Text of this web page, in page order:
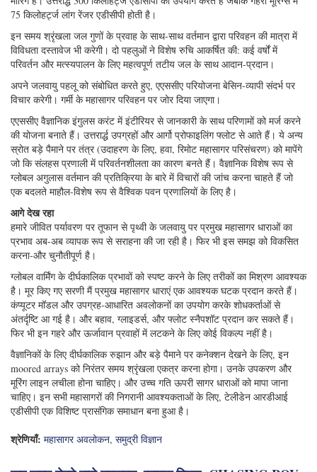
एएससीए सरणी में 200 किमी ऑफशोर तक पहुंचने वाली नौ मूरिंग शामिल हैं। गहरे पानी में
सात लंबी मूरिंग 4500 मीटर है। किनारे के करीब 100 मीटर गहराई के करीब दो समुद्री
मोरिंग हैं। उत्तरार्द्ध 300 किलोहर्ट्ज एडीसीपी का उपयोग करते हैं जबकि गहरी मूरिंग्स में
75 किलोहर्ट्ज लांग रेंजर एडीसीपी होती है।
इन समय श्रृंखला जल गुणों के प्रवाह के साथ-साथ वर्तमान द्वारा परिवहन की मात्रा में
विविधता दस्तावेज भी करेगी। दो पहलुओं ने विशेष रुचि आकर्षित की: कई वर्षों में
परिवर्तन और मत्स्यपालन के लिए महत्वपूर्ण तटीय जल के साथ आदान-प्रदान।
अपने जलवायु पहलू को संबोधित करते हुए, एएससीए परियोजना बेसिन-व्यापी संदर्भ पर
विचार करेगी। गर्मी के महासागर परिवहन पर जोर दिया जाएगा।
एएससीए वैज्ञानिक इंगुलस करंट में इंटीरियर से जानकारी के साथ परिणामों को मर्ज करने
की योजना बनाते हैं। उत्तरार्द्ध उपग्रहों और आर्गो प्रोफाइलिंग फ्लोट से आते हैं। ये अन्य
स्रोत बड़े पैमाने पर तंत्र (उदाहरण के लिए, हवा, रिमोट महासागर परिसंचरण) को मापेंगे
जो कि संलहस प्रणाली में परिवर्तनशीलता का कारण बनते हैं। वैज्ञानिक विशेष रूप से
ग्लोबल अगुलास वर्तमान की प्रतिक्रिया के बारे में विचारों की जांच करना चाहते हैं जो
एक बदलते माहौल-विशेष रूप से वैश्विक पवन प्रणालियों के लिए है।
आगे देख रहा
हमारे जीवित पर्यावरण पर तूफान से पृथ्वी के जलवायु पर प्रमुख महासागर धाराओं का
प्रभाव अब-अब व्यापक रूप से सराहना की जा रही है। फिर भी इस समझ को विकसित
करना-और चुनौतीपूर्ण है।
ग्लोबल वार्मिंग के दीर्घकालिक प्रभावों को स्पष्ट करने के लिए तरीकों का मिश्रण आवश्यक
है। मूर किए गए सरणी मैं प्रमुख महासागर धाराएं एक आवश्यक घटक प्रदान करते हैं।
कंप्यूटर मॉडल और उपग्रह-आधारित अवलोकनों का उपयोग करके शोधकर्ताओं से
अंतर्दृष्टि आ गई है। और बहाव, ग्लाइडर्स, और फ्लोट स्नैपशॉट प्रदान कर सकते हैं।
फिर भी इन गहरे और ऊर्जावान प्रवाहों में लटकने के लिए कोई विकल्प नहीं है।
वैज्ञानिकों के लिए दीर्घकालिक रुझान और बड़े पैमाने पर कनेक्शन देखने के लिए, इन
moored arrays को निरंतर समय श्रृंखला एकत्र करना होगा। उनके उपकरण और
चाहिए। इन सभी महासागरों की निगरानी आवश्यकताओं के लिए, टेलीडेन आरडीआई